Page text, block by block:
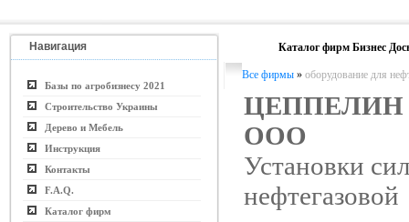
Навигация
Базы по агробизнесу 2021
Строительство Украины
Дерево и Мебель
Инструкция
Контакты
F.A.Q.
Каталог фирм
Каталог фирм Бизнес
Все фирмы » оборудование для
ООО
Установки
нефтегазовой